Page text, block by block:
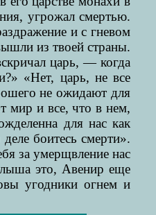
угрожал смертью.
и с гневом
из твоей страны.
царь, — когда
«Нет, царь, не все
не ожидают для
мир и все, что в нем,
для нас как
боитесь смерти».
за умерщвление нас
это, Авенир еще
угодники огнем и